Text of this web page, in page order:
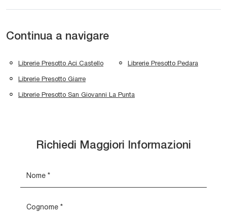
Continua a navigare
Librerie Presotto Aci Castello Librerie Presotto Pedara
Librerie Presotto Giarre
Librerie Presotto San Giovanni La Punta
Richiedi Maggiori Informazioni